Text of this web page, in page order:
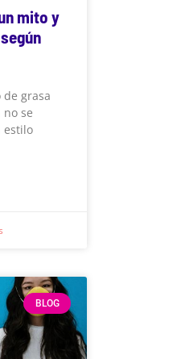
mito y
de grasa
se
estilo
BLOG